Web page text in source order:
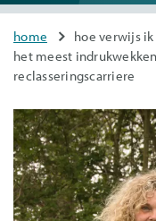
en
naar
de
inhoud
gaan
navigation
You
are
here
home hoe verwijs ik
het meest
reclasseringscarriere